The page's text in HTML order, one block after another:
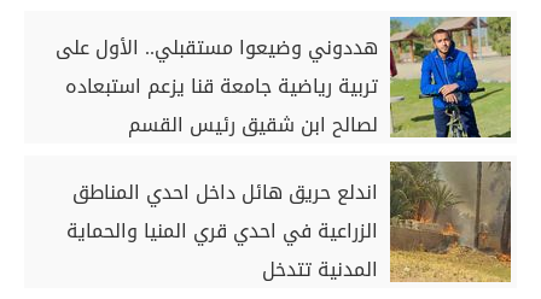
هددوني وضيعوا مستقبلي.. الأول على
تربية رياضية جامعة قنا يزعم استبعاده
لصالح ابن شقيق رئيس القسم
اندلع حريق هائل داخل احدي المناطق
الزراعية في احدي قري المنيا والحماية
المدنية تتدخل